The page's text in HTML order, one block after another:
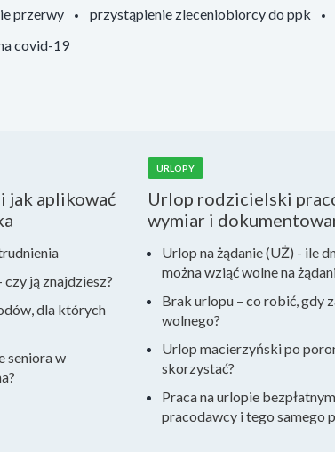
przerwy przystąpienie zleceniobiorcy do ppk
covid-19
jak aplikować
czy ją znajdziesz?
dla których
seniora w
URLOPY
Urlop rodzicielski
wymiar i
Urlop na żądanie (UŻ) - ile
można wziąć wolne na
Brak urlopu – co robić, gdy
wolnego?
Urlop macierzyński po
skorzystać?
Praca na urlopie
pracodawcy i tego samego